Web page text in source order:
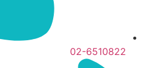
02-6510822